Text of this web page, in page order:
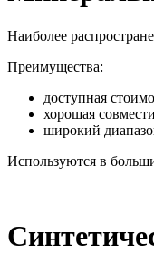
Наиболее
Преимущества:
доступная
хорошая
широкий
Используются в